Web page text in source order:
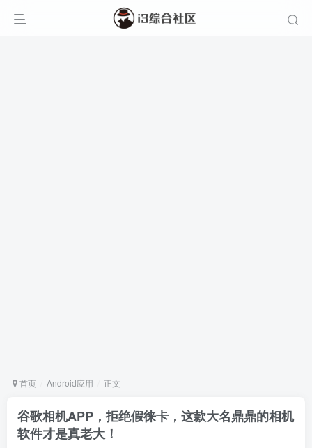
首页 Android应用 正文
谷歌相机APP，拒绝假徕卡，这款大名鼎鼎的相机
软件才是真老大！